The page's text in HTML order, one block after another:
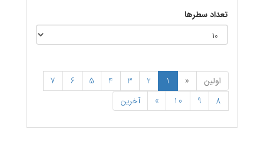
تعداد سطرها
اولین «
1
2
3
4
5
6
7
8
9
10
» آخرین